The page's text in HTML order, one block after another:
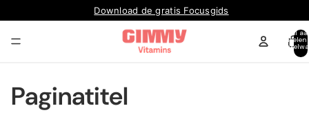
Download de gratis Focusgids
Totaal
Paginatitel